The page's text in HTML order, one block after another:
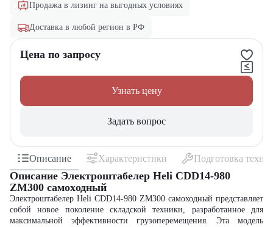
Продажа в лизинг на выгодных условиях
Доставка в любой регион в РФ
Цена по запросу
Узнать цену
Задать вопрос
Описание Характеристики Подготовка
Описание Электроштабелер Heli CDD14-980
ZM300 самоxодный
Электроштабелер Heli CDD14-980 ZM300 самоходный представляет
собой новое поколение складской техники, разработанное для
максимальной эффективности грузоперемещения. Эта модель